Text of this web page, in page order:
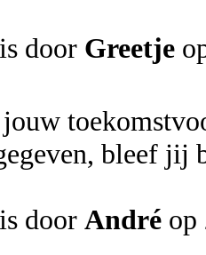
door Greetje
bleef
door André op